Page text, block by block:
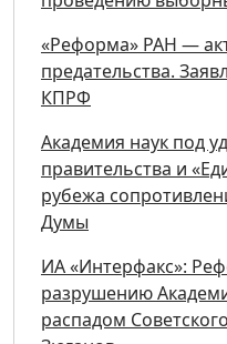
«Реформа» РАН —
предательства.
КПРФ
Академия наук под
правительства и
рубежа
Думы
ИА «Интерфакс»:
разрушению
распадом